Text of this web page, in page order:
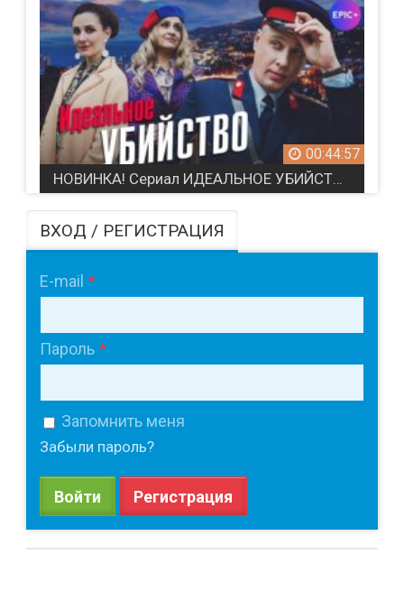
00:44:57
НОВИНКА! Сериал ИДЕАЛЬНОЕ УБИЙСТВО / Детектив (2025)
ВХОД / РЕГИСТРАЦИЯ
E-mail
Пароль
Запомнить меня
Забыли пароль?
Войти Регистрация